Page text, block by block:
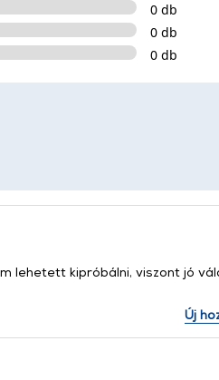
0 db
0 db
0 db
lehetett kipróbálni, viszont jó
Új